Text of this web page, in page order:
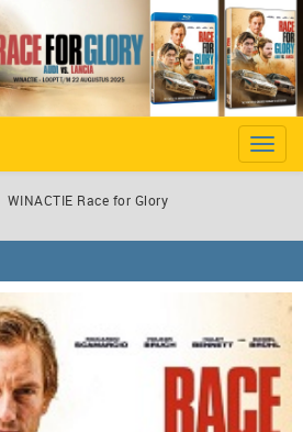
Toggle
WINACTIE Race for Glory